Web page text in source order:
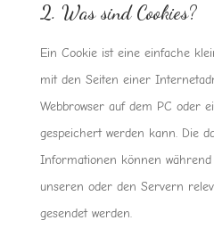
2. Was sind Cookies?
Ein Cookie ist eine einfache
mit den Seiten einer
Webbrowser auf dem PC oder
gespeichert werden kann. Die
Informationen können
unseren oder den Servern
gesendet werden.